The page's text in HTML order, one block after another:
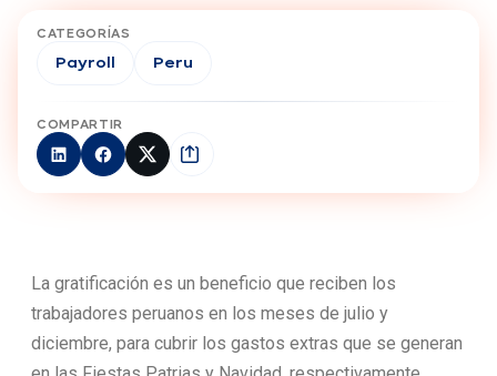
CATEGORÍAS
Payroll Peru
COMPARTIR
La gratificación es un beneficio que reciben los
trabajadores peruanos en los meses de julio y
diciembre, para cubrir los gastos extras que se generan